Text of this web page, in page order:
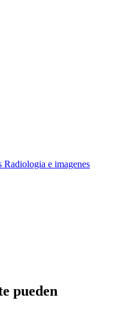
Radiologia e imagenes
pueden